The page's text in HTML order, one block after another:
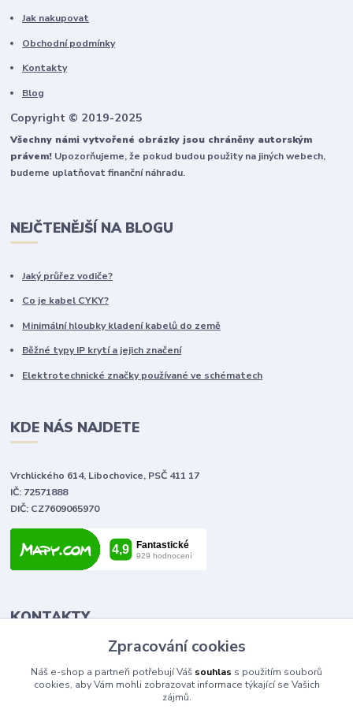
Jak nakupovat
Obchodní podmínky
Kontakty
Blog
Copyright © 2019-2025
Všechny námi vytvořené obrázky jsou chráněny autorským
právem! Upozorňujeme, že pokud budou použity na jiných webech,
budeme uplatňovat finanční náhradu.
NEJČTENĚJŠÍ NA BLOGU
Jaký průřez vodiče?
Co je kabel CYKY?
Minimální hloubky kladení kabelů do země
Běžné typy IP krytí a jejich značení
Elektrotechnické značky používané ve schématech
KDE NÁS NAJDETE
Vrchlického 614, Libochovice, PSČ 411 17
IČ: 72571888
DIČ: CZ7609065970
KONTAKTY
Tomáš Vlček
+420 702 090 443
volejte od 9,00 - 20,00 hod
Zpracování cookies
Náš e-shop a partneři potřebují Váš souhlas s použitím souborů
cookies, aby Vám mohli zobrazovat informace týkající se Vašich
zájmů.